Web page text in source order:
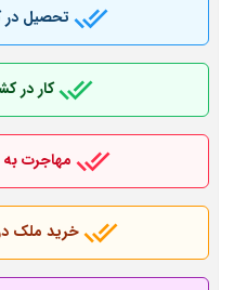
تحصیل در
کار در
مهاجرت
خرید ملک